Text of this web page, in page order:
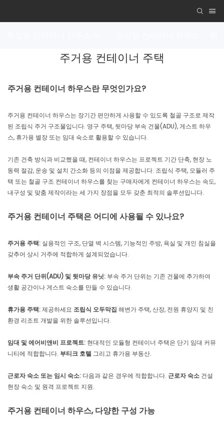
주거용 컨테이너 주택
주거용 컨테이너 하우스란 무엇인가요?
주거용 컨테이너 하우스는 장기간 편안하게 사용할 수 있도록 철골 구조로 제작
된 조립식 주거 구조물입니다. 영구 주택, 뒷마당 부속 건물(ADU), 게스트 하우
스, 휴가용 별장 또는 임대 숙소로 활용할 수 있습니다.
기존 건축 방식과 비교했을 때, 컨테이너 하우스는 프로젝트 기간 단축, 현장 노
동력 절감, 운송 및 설치 간소화 등의 이점을 제공합니다. 조립식 주택, 모듈러 주
택 또는 철골 구조 컨테이너 하우스를 찾는 구매자에게 컨테이너 하우스는 속도,
내구성 및 맞춤 제작이라는 세 가지 장점을 모두 갖춘 최적의 솔루션입니다.
주거용 컨테이너 주택은 어디에 사용될 수 있나요?
주거용 주택: 실용적인 구조, 단열 벽 시스템, 기능적인 주방, 욕실 및 개인 침실을
갖추어 상시 거주에 적합하게 설계되었습니다.
부속 주거 단위(ADU) 및 뒷마당 유닛: 부속 주거 단위는 기존 건물에 추가하여
생활 공간이나 게스트 숙소를 만들 수 있습니다.
휴가용 주택:제공하세요 조립식 오두막집 해변가 주택, 산장, 전원 휴양지 및 친
환경 리조트 개발을 위한 솔루션입니다.
임대 및 에어비앤비 프로젝트: 현대적인 모듈형 컨테이너 주택은 단기 임대 커뮤
니티에 적합합니다. 부티크 호텔 그리고 휴가용 부동산.
근로자 숙소 또는 임시 숙소: 다음과 같은 경우에 적합합니다. 근로자 숙소 건설
현장 숙소 및 원격 프로젝트 지원.
주거용 컨테이너 하우스, 다양한 구성 가능